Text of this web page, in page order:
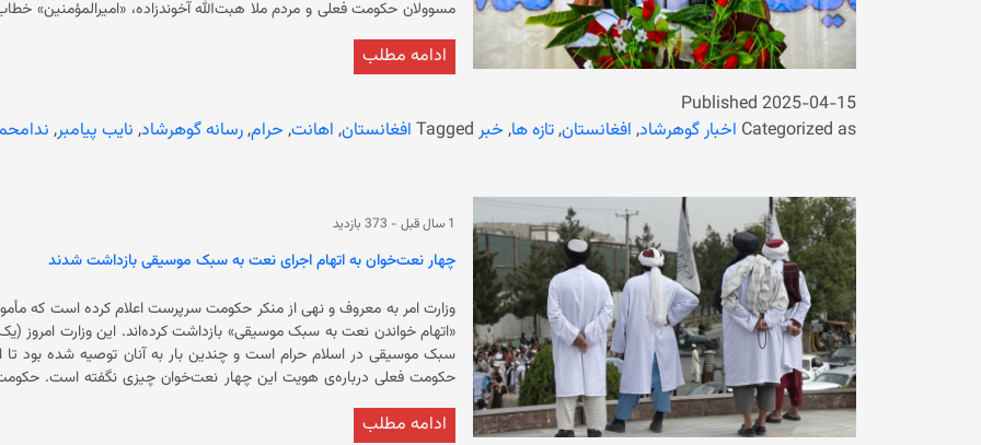
«حرف کتابی است که تو بر او ایمان آوردی. همانند اقیمو الصلوة است،
دانسته است. او افزوده است: «دومین چیز این است که اهانت
و دختران است که در هیچ کشور جهان نیست.
ادامه مطلب
Published 2025-04-15
Categorized as اخبار گوهرشاد, افغانستان,تازه ها, خبر Tagged افغانستان, اهانت, حرام,رسانه گوهرشاد, نایب پیامبر,
1 سال قبل - 373 بازدید
چهار نعت‌خوان به اتهام اجرای نعت به سبک موسیقی بازداشت شدند
وزارت امر به معروف و نهی از منکر حکومت سرپرست اعلام کرده است که
حکومت
ادامه مطلب